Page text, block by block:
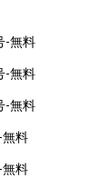
-無料
-無料
-無料
料
料